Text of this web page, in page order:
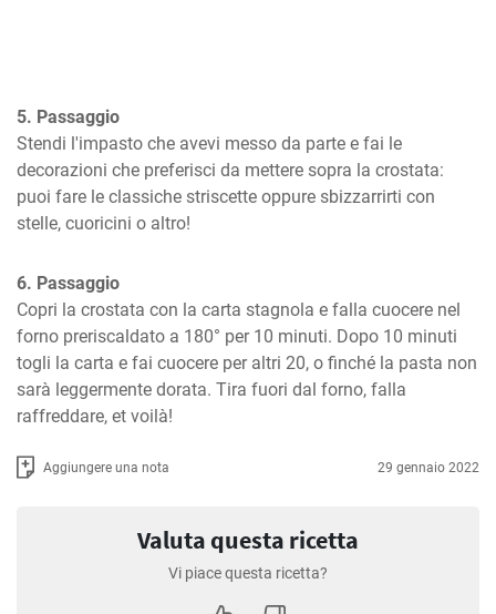
5. Passaggio
Stendi l'impasto che avevi messo da parte e fai le
decorazioni che preferisci da mettere sopra la crostata:
puoi fare le classiche striscette oppure sbizzarrirti con
stelle, cuoricini o altro!
6. Passaggio
Copri la crostata con la carta stagnola e falla cuocere nel
forno preriscaldato a 180° per 10 minuti. Dopo 10 minuti
togli la carta e fai cuocere per altri 20, o finché la pasta non
sarà leggermente dorata. Tira fuori dal forno, falla
raffreddare, et voilà!
Aggiungere una nota 29 gennaio 2022
Valuta questa ricetta
Vi piace questa ricetta?